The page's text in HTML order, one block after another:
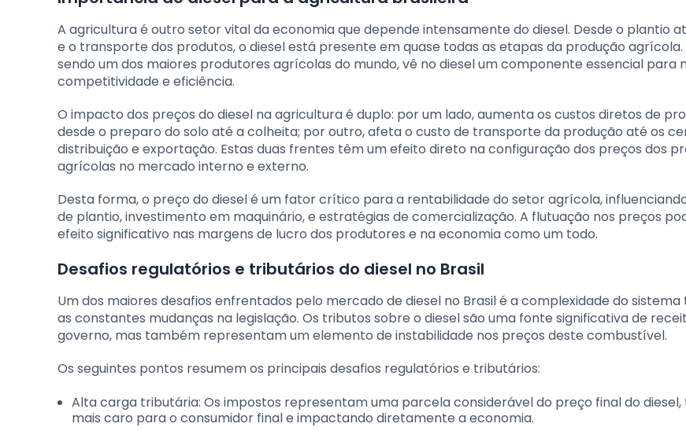
A agricultura é outro setor vital da economia que depende intensamente do diesel. Desde o plantio
e o transporte dos produtos, o diesel está presente em quase todas as etapas da produção agrícola.
sendo um dos maiores produtores agrícolas do mundo, vê no diesel um componente essencial para
competitividade e eficiência.
O impacto dos preços do diesel na agricultura é duplo: por um lado, aumenta os custos diretos de
desde o preparo do solo até a colheita; por outro, afeta o custo de transporte da produção até os
distribuição e exportação. Estas duas frentes têm um efeito direto na configuração dos preços dos
agrícolas no mercado interno e externo.
Desta forma, o preço do diesel é um fator crítico para a rentabilidade do setor agrícola,
de plantio, investimento em maquinário, e estratégias de comercialização. A flutuação nos preços
efeito significativo nas margens de lucro dos produtores e na economia como um todo.
Desafios regulatórios e tributários do diesel no Brasil
Um dos maiores desafios enfrentados pelo mercado de diesel no Brasil é a complexidade do
as constantes mudanças na legislação. Os tributos sobre o diesel são uma fonte significativa de
governo, mas também representam um elemento de instabilidade nos preços deste combustível.
Os seguintes pontos resumem os principais desafios regulatórios e tributários:
Alta carga tributária: Os impostos representam uma parcela considerável do preço final do
mais caro para o consumidor final e impactando diretamente a economia.